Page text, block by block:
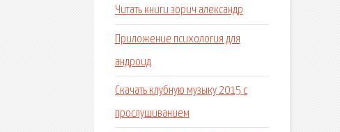
Читать книги зорич александр
Приложение психология для
андроид
Скачать клубную музыку 2015 с
прослушиванием